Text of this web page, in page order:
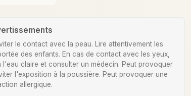
le contact avec la peau. Lire attentivement les
des enfants. En cas de contact avec les yeux,
l'eau claire et consulter un médecin. Peut provoquer
l'exposition à la poussière. Peut provoquer une
allergique.